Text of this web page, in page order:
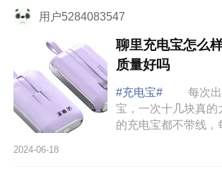
用户5284083547
聊里充电宝怎么
质量好吗
#充电宝#
每次出
宝，一次十几块真的
的充电宝都不带线，
BFCF充电宝。下面
2024-06-18